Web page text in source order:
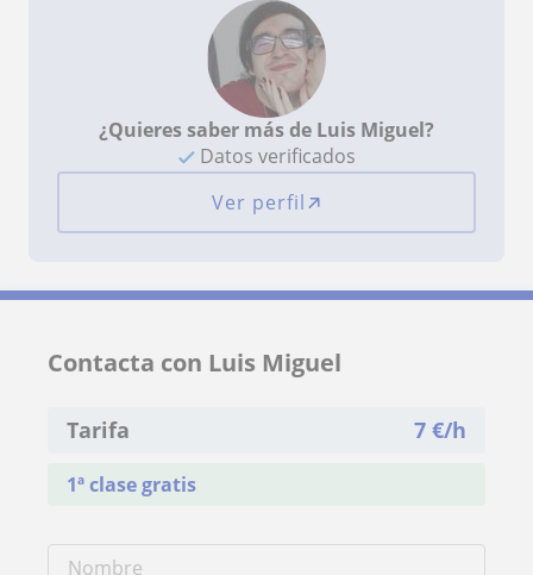
¿Quieres saber más de Luis Miguel?
Datos verificados
Ver perfil
Contacta con Luis Miguel
Tarifa 7 €/h
1ª clase gratis